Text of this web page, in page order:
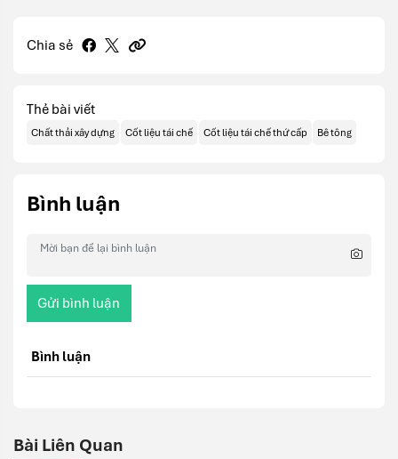
Chia sẻ
Thẻ bài viết
Chất thải xây dựng Cốt liệu tái chế Cốt liệu tái chế thứ cấp Bê tông
Bình luận
Gửi bình luận
Bình luận
Bài Liên Quan